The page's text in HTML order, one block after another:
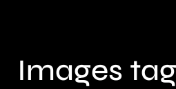
Images